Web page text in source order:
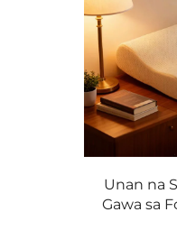
Unan na
Gawa sa